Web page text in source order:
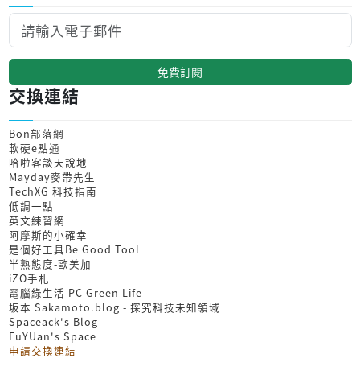
免費訂閱
交換連結
Bon部落網
軟硬e點通
哈啦客談天說地
Mayday麥帶先生
TechXG 科技指南
低調一點
英文練習網
阿摩斯的小確幸
是個好工具Be Good Tool
半熟態度-歐美加
iZO手札
電腦綠生活 PC Green Life
坂本 Sakamoto.blog - 探究科技未知領域
Spaceack's Blog
FuYUan's Space
申請交換連結